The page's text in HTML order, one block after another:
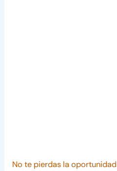
No te pierdas la oportunidad